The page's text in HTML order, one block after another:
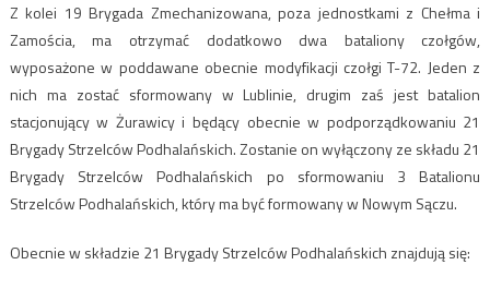
Z kolei 19 Brygada Zmechanizowana, poza jednostkami z Chełma i
Zamościa, ma otrzymać dodatkowo dwa bataliony czołgów,
wyposażone w poddawane obecnie modyfikacji czołgi T-72. Jeden z
nich ma zostać sformowany w Lublinie, drugim zaś jest batalion
stacjonujący w Żurawicy i będący obecnie w podporządkowaniu 21
Brygady Strzelców Podhalańskich. Zostanie on wyłączony ze składu 21
Brygady Strzelców Podhalańskich po sformowaniu 3 Batalionu
Strzelców Podhalańskich, który ma być formowany w Nowym Sączu.
Obecnie w składzie 21 Brygady Strzelców Podhalańskich znajdują się: